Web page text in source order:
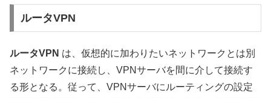
ルータVPN
ルータVPN は、仮想的に加わりたいネットワークとは別
ネットワークに接続し、VPNサーバを間に介して接続す
る形となる。従って、VPNサーバにルーティングの設定